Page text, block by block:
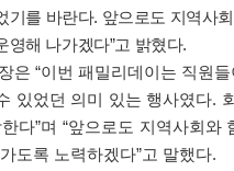
기를 바란다. 앞으로도 지역사
영해 나가겠다”고 밝혔다.
은 “이번 패밀리데이는 직원
있었던 의미 있는 행사였다.
다”며 “앞으로도 지역사회와
도록 노력하겠다”고 말했다.